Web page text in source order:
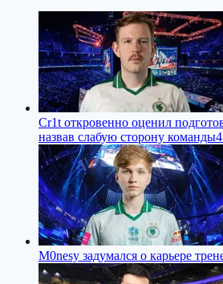
Cr1t откровенно оценил
назвав слабую сторону команды
M0nesy задумался о карьере